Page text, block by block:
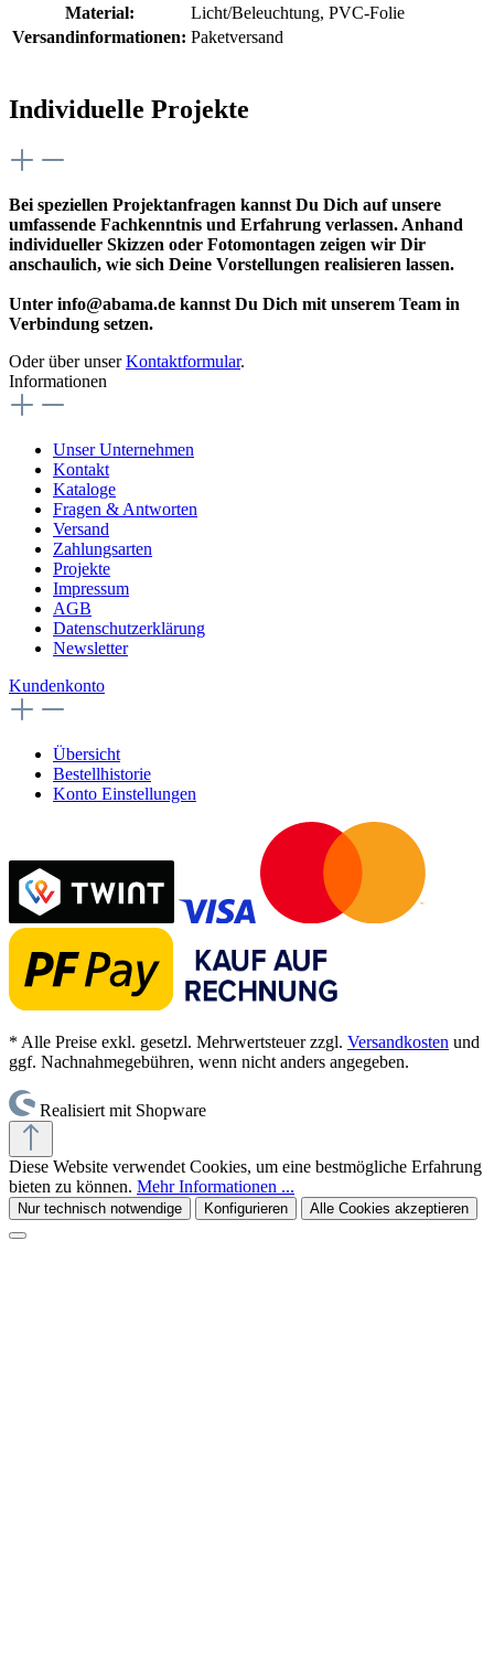
Material:
Licht/Beleuchtung, PVC-Folie
Versandinformationen: Paketversand
Individuelle Projekte
Bei speziellen Projektanfragen kannst Du Dich auf unsere
umfassende Fachkenntnis und Erfahrung verlassen. Anhand
individueller Skizzen oder Fotomontagen zeigen wir Dir
anschaulich, wie sich Deine Vorstellungen realisieren lassen.
Unter info@abama.de kannst Du Dich mit unserem Team in
Verbindung setzen.
Oder über unserKontaktformular.
Informationen
Unser Unternehmen
Kontakt
Kataloge
Fragen & Antworten
Versand
Zahlungsarten
Projekte
Impressum
AGB
Datenschutzerklärung
Newsletter
Kundenkonto
Übersicht
Bestellhistorie
Konto Einstellungen
* Alle Preise exkl. gesetzl. Mehrwertsteuer zzgl. Versandkosten und
ggf. Nachnahmegebühren, wenn nicht anders angegeben.
Realisiert mit Shopware
Diese Website verwendet Cookies, um eine bestmögliche Erfahrung
bieten zu können. Mehr Informationen ...
Nur technisch notwendige Konfigurieren Alle Cookies akzeptieren